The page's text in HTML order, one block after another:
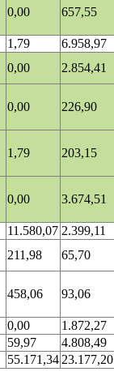
0,00 657,55
1,79
6.958,97
0,00
2.854,41
0,00 226,90
1,79 203,15
0,00 3.674,51
11.580,07 2.399,11
211,98
65,70
458,06 93,06
0,00
1.872,27
59,97
4.808,49
55.171,3423.177,20